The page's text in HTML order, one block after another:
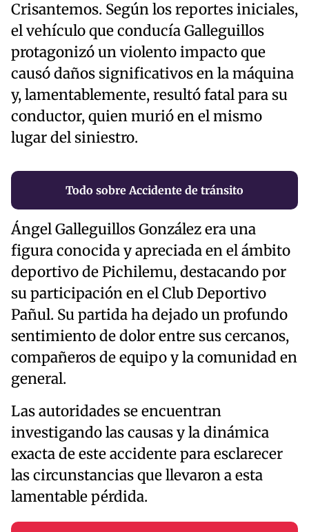
Crisantemos. Según los reportes iniciales,
el vehículo que conducía Galleguillos
protagonizó un violento impacto que
causó daños significativos en la máquina
y, lamentablemente, resultó fatal para su
conductor, quien murió en el mismo
lugar del siniestro.
Todo sobre Accidente de tránsito
Ángel Galleguillos González era una
figura conocida y apreciada en el ámbito
deportivo de Pichilemu, destacando por
su participación en el Club Deportivo
Pañul. Su partida ha dejado un profundo
sentimiento de dolor entre sus cercanos,
compañeros de equipo y la comunidad en
general.
Las autoridades se encuentran
investigando las causas y la dinámica
exacta de este accidente para esclarecer
las circunstancias que llevaron a esta
lamentable pérdida.